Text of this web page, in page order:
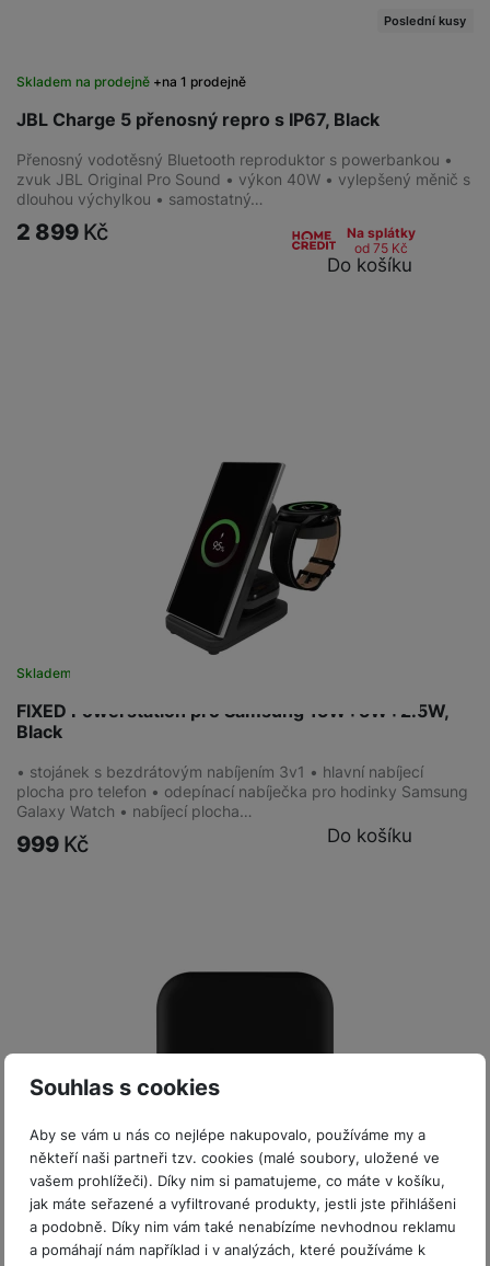
Souhlas s cookies
Aby se vám u nás co nejlépe nakupovalo, používáme my a
někteří naši partneři tzv. cookies (malé soubory, uložené ve
vašem prohlížeči). Díky nim si pamatujeme, co máte v košíku,
jak máte seřazené a vyfiltrované produkty, jestli jste přihlášeni
a podobně. Díky nim vám také nenabízíme nevhodnou reklamu
a pomáhají nám například i v analýzách, které používáme k
JBL Charge 5 přenosný repro s IP67, Black
Skladem na prodejně na 1 prodejně
Poslední kusy
Přenosný vodotěsný Bluetooth reproduktor s powerbankou •
zvuk JBL Original Pro Sound • výkon 40W • vylepšený měnič s
dlouhou výchylkou • samostatný…
2 899 Kč
Na splátky
od 75 Kč
Do košíku
FIXED Powerstation pro Samsung 15W+5W+2.5W,
Black
Skladem
• stojánek s bezdrátovým nabíjením 3v1 • hlavní nabíjecí
plocha pro telefon • odepínací nabíječka pro hodinky Samsung
Galaxy Watch • nabíjecí plocha…
999 Kč Do košíku
Skladem na 1 prodejně